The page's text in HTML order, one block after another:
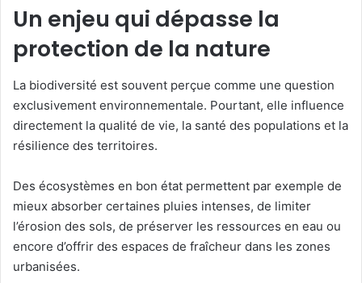
Un enjeu qui dépasse la
protection de la nature
La biodiversité est souvent perçue comme une question
exclusivement environnementale. Pourtant, elle influence
directement la qualité de vie, la santé des populations et la
résilience des territoires.
Des écosystèmes en bon état permettent par exemple de
mieux absorber certaines pluies intenses, de limiter
l’érosion des sols, de préserver les ressources en eau ou
encore d’offrir des espaces de fraîcheur dans les zones
urbanisées.